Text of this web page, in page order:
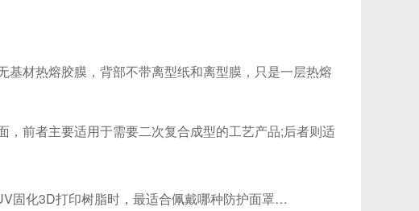
材热熔胶膜，背部不带离型纸和离型膜，只是一层热熔
前者主要适用于需要二次复合成型的工艺产品;后者则适
使用UV固化3D打印树脂时，最适合佩戴哪种防护面罩？